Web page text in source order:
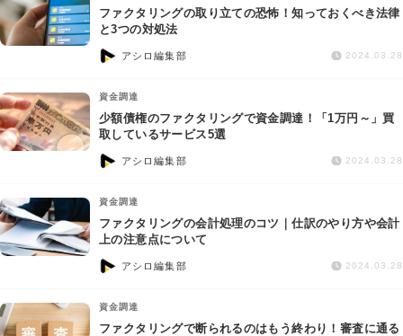
ファクタリングの取り立ての恐怖！知っておくべき法律
と3つの対処法
アシロ編集部 2024.03.28
資金調達
少額債権のファクタリングで資金調達！「1万円～」買
取しているサービス5選
アシロ編集部 2024.03.28
資金調達
ファクタリングの会計処理のコツ｜仕訳のやり方や会計
上の注意点について
アシロ編集部 2024.03.28
資金調達
ファクタリングで断られるのはもう終わり！審査に通る